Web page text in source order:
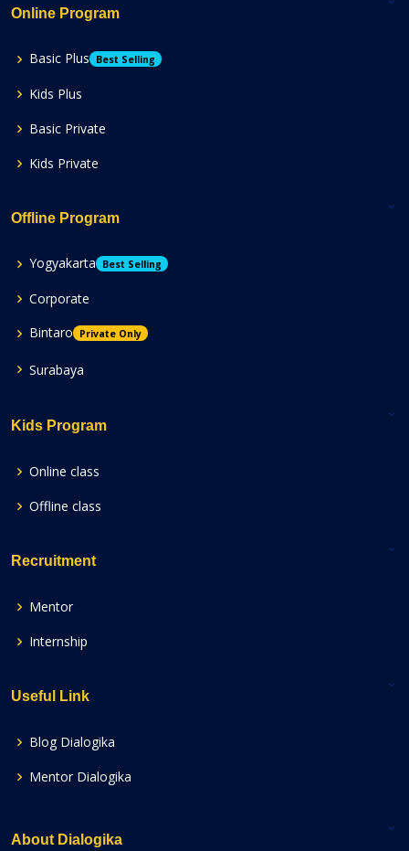
Online Program
Basic Plus Best Selling
Kids Plus
Basic Private
Kids Private
Offline Program
Yogyakarta Best Selling
Corporate
Bintaro
Private Only
Surabaya
Kids Program
Online class
Offline class
Recruitment
Mentor
Internship
Useful Link
Blog Dialogika
Mentor Dialogika
About Dialogika